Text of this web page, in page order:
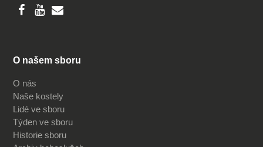
O našem sboru
O nás
Naše kostely
Lidé ve sboru
Týden ve sboru
Historie sboru